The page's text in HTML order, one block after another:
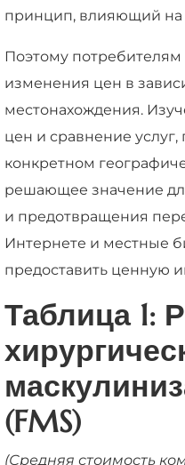
принцип, влияющий на
Поэтому потребителям
изменения цен в
местонахождения.
цен и сравнение
конкретном
решающее значение
и предотвращения
Интернете и местные
предоставить ценную
Таблица 1:
(FMS)
(Средняя стоимость